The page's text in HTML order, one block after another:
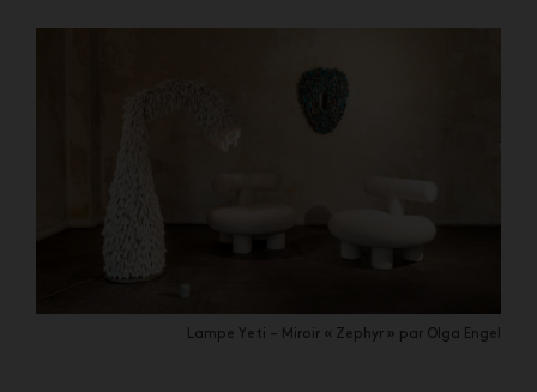
Lampe Yeti – Miroir « Zephyr » par Olga Engel